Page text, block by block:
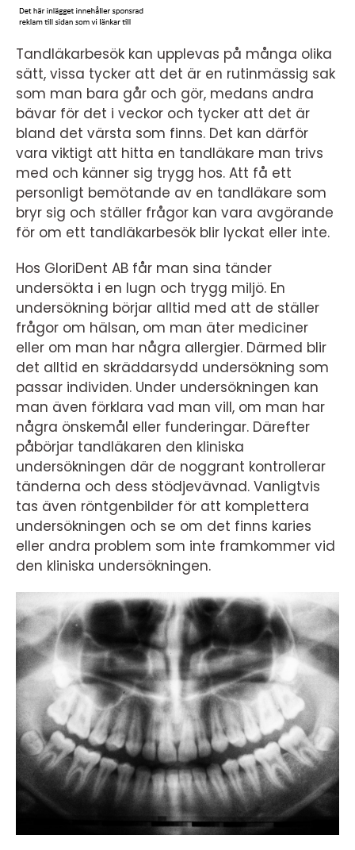
Tandläkarbesök kan upplevas på många olika
sätt, vissa tycker att det är en rutinmässig sak
som man bara går och gör, medans andra
bävar för det i veckor och tycker att det är
bland det värsta som finns. Det kan därför
vara viktigt att hitta en tandläkare man trivs
med och känner sig trygg hos. Att få ett
personligt bemötande av en tandläkare som
bryr sig och ställer frågor kan vara avgörande
för om ett tandläkarbesök blir lyckat eller inte.
Hos GloriDent AB får man sina tänder
undersökta i en lugn och trygg miljö. En
undersökning börjar alltid med att de ställer
frågor om hälsan, om man äter mediciner
eller om man har några allergier. Därmed blir
det alltid en skräddarsydd undersökning som
passar individen. Under undersökningen kan
man även förklara vad man vill, om man har
några önskemål eller funderingar. Därefter
påbörjar tandläkaren den kliniska
undersökningen där de noggrant kontrollerar
tänderna och dess stödjevävnad. Vanligtvis
tas även röntgenbilder för att komplettera
undersökningen och se om det finns karies
eller andra problem som inte framkommer vid
den kliniska undersökningen.